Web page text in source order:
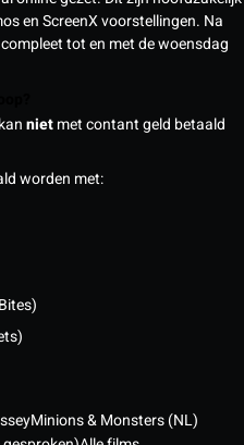
en ScreenX voorstellingen. Na
tot en met de woensdag
nietmet contant geld betaald
worden met:
Minions & Monsters (NL)